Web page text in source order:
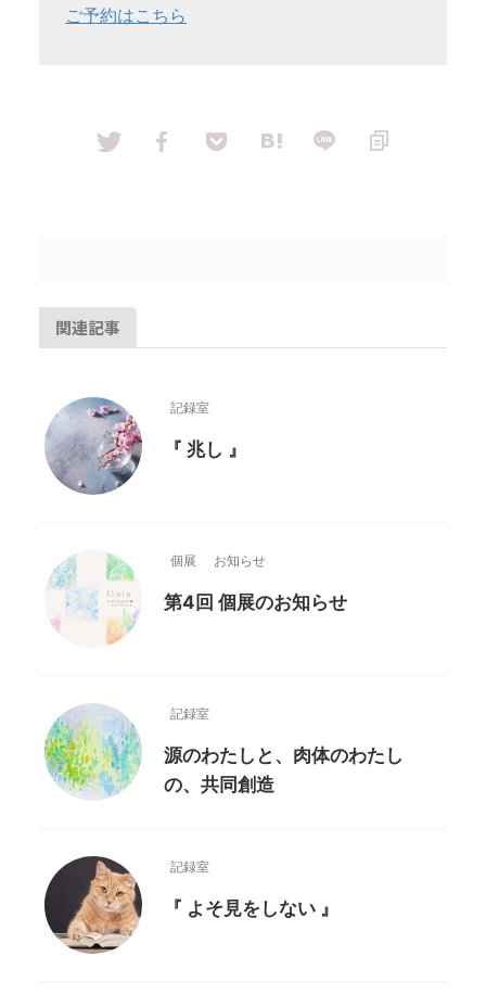
ご予約はこちら
関連記事
記録室
『 兆し 』
個展 お知らせ
第4回 個展のお知らせ
記録室
源のわたしと、肉体のわたし
の、共同創造
記録室
『 よそ見をしない 』